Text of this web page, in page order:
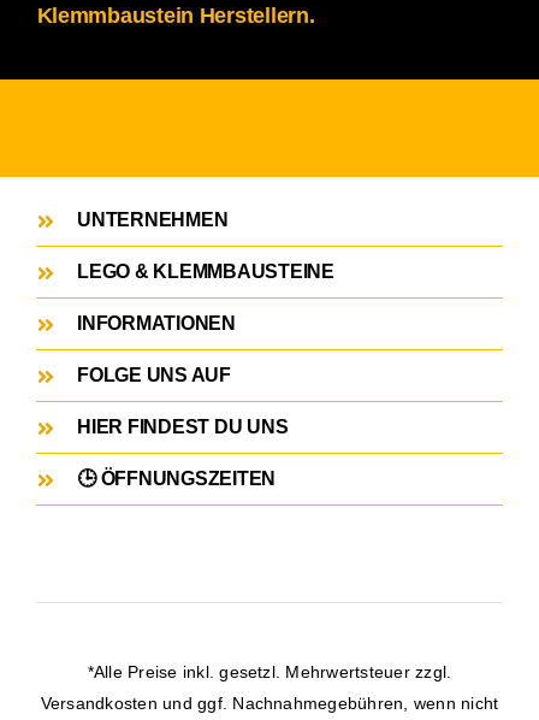
Klemmbaustein Herstellern.
UNTERNEHMEN
LEGO & KLEMMBAUSTEINE
INFORMATIONEN
FOLGE UNS AUF
HIER FINDEST DU UNS
🕒 ÖFFNUNGSZEITEN
*Alle Preise inkl. gesetzl. Mehrwertsteuer zzgl.
Versandkosten und ggf. Nachnahmegebühren, wenn nicht